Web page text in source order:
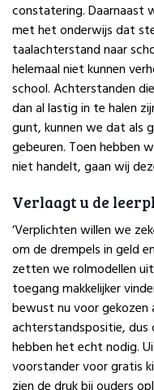
constatering. Daarnaast
met het onderwijs dat
taalachterstand naar
helemaal niet kunnen
school. Achterstanden
dan al lastig in te halen
gunt, kunnen we dat als
gebeuren. Toen hebben
niet handelt, gaan wij
Verlaagt u de
‘Verplichten willen we
om de drempels in geld
zetten we rolmodellen
toegang makkelijker
bewust nu voor gekozen
achterstandspositie, dus
hebben het echt nodig.
voorstander voor gratis